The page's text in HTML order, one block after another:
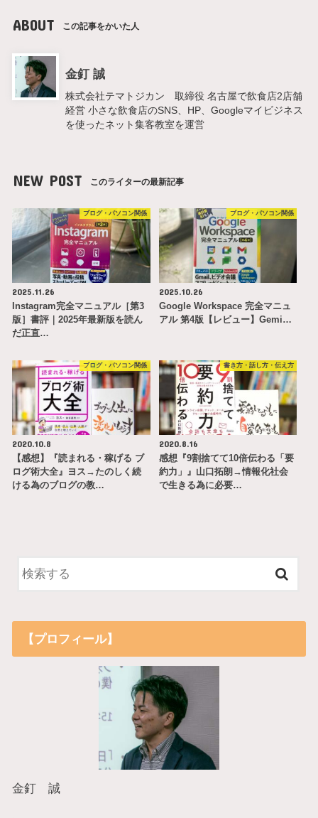
ABOUT この記事をかいた人
金釘 誠
株式会社テマトジカン 取締役 名古屋で飲食店2店舗
経営 小さな飲食店のSNS、HP、Googleマイビジネス
を使ったネット集客教室を運営
NEW POST このライターの最新記事
ブログ・パソコン関係
2025.11.26
Instagram完全マニュアル［第3
版］書評｜2025年最新版を読ん
だ正直…
ブログ・パソコン関係
2025.10.26
Google Workspace 完全マニュ
アル 第4版【レビュー】Gemi…
ブログ・パソコン関係
2020.10.8
【感想】『読まれる・稼げる ブ
ログ術大全』ヨス→たのしく続
ける為のブログの教…
書き方・話し方・伝え方
2020.8.16
感想『9割捨てて10倍伝わる「要
約力」』山口拓朗→情報化社会
で生きる為に必要…
【プロフィール】
金釘 誠